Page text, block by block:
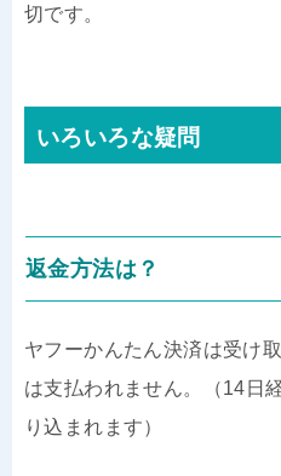
切です。
いろいろな疑問
返金方法は？
ヤフーかんたん決済は受け
は支払われません。（14日
り込まれます）